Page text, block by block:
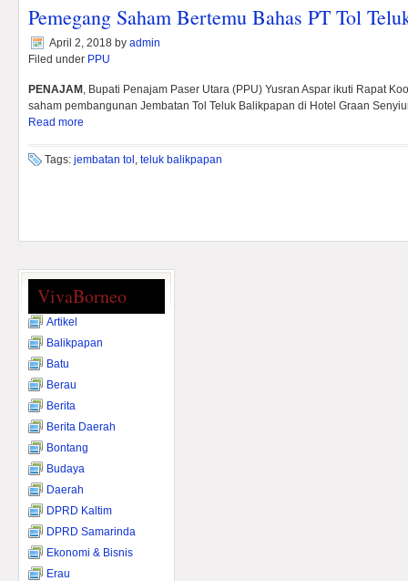
Pemegang Saham Bertemu Bahas PT Tol
April 2, 2018 by admin
Filed under PPU
PENAJAM , Bupati Penajam Paser Utara (PPU) Yusran Aspar ikuti Rapat
saham pembangunan Jembatan Tol Teluk Balikpapan di Hotel Graan
Read more
Tags: jembatan tol , teluk balikpapan
VivaBorneo
Artikel
Balikpapan
Batu
Berau
Berita
Berita Daerah
Bontang
Budaya
Daerah
DPRD Kaltim
DPRD Samarinda
Ekonomi & Bisnis
Erau